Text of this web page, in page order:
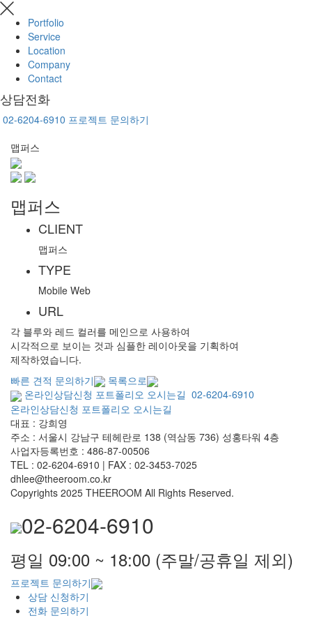
Portfolio
Service
Location
Company
Contact
상담전화
02-6204-6910 프로젝트 문의하기
맵퍼스
맵퍼스
CLIENT
맵퍼스
TYPE
Mobile Web
URL
각 블루와 레드 컬러를 메인으로 사용하여
시각적으로 보이는 것과 심플한 레이아웃을 기획하여
제작하였습니다.
빠른 견적 문의하기
목록으로
온라인상담신청 포트폴리오 오시는길 02-6204-6910
온라인상담신청 포트폴리오 오시는길
대표 : 강희영
주소 : 서울시 강남구 테헤란로 138 (역삼동 736) 성홍타워 4층
사업자등록번호 : 486-87-00506
TEL : 02-6204-6910 | FAX : 02-3453-7025
dhlee@theeroom.co.kr
Copyrights 2025 THEEROOM All Rights Reserved.
02-6204-6910
평일 09:00 ~ 18:00 (주말/공휴일 제외)
프로젝트 문의하기
상담 신청하기
전화 문의하기